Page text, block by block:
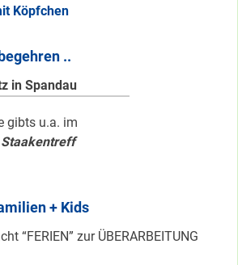
Köpfchen
..
in Spandau
gibts u.a. im
+ Kids
“FERIEN” zur ÜBERARBEITUNG